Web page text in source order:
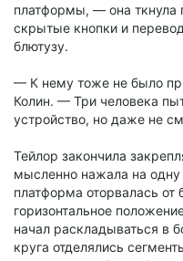
платформы, — она ткнула
скрытые кнопки и
блютузу.
— К нему тоже не было
Колин. — Три человека
устройство, но даже не
Тейлор закончила
мысленно нажала на одну
платформа оторвалась от
горизонтальное
начал раскладываться в
круга отделялись